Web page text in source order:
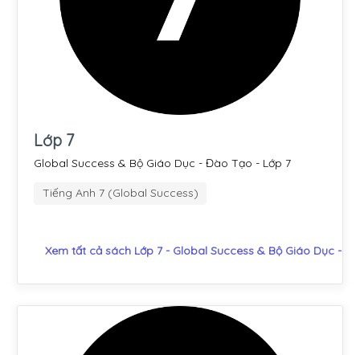
Lớp 7
Global Success & Bộ Giáo Dục - Đào Tạo - Lớp 7
Tiếng Anh 7 (Global Success)
Xem tất cả sách Lớp 7 - Global Success & Bộ Giáo Dục -